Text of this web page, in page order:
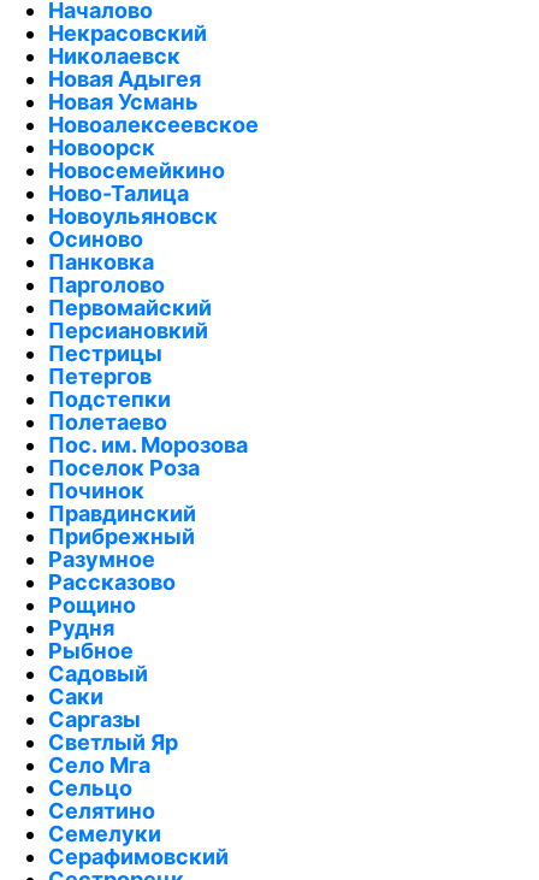
Началово
Некрасовский
Николаевск
Новая Адыгея
Новая Усмань
Новоалексеевское
Новоорск
Новосемейкино
Ново-Талица
Новоульяновск
Осиново
Панковка
Парголово
Первомайский
Персиановкий
Пестрицы
Петергов
Подстепки
Полетаево
Пос. им. Морозова
Поселок Роза
Починок
Правдинский
Прибрежный
Разумное
Рассказово
Рощино
Рудня
Рыбное
Садовый
Саки
Саргазы
Светлый Яр
Село Мга
Сельцо
Селятино
Семелуки
Серафимовский